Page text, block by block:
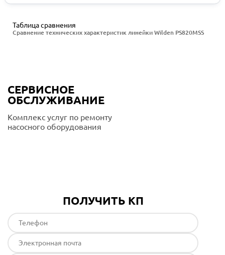
Сравнение технических характеристик линейки Wilden PS820MSS
Таблица сравнения
СЕРВИСНОЕ
ОБСЛУЖИВАНИЕ
Комплекс услуг по ремонту
насосного оборудования
ПОЛУЧИТЬ КП